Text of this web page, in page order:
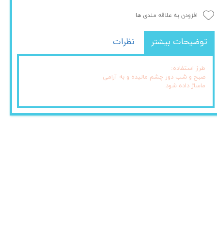
افزودن به علاقه مندی ها
توضیحات بیشتر نظرات
طرز استفاده:
صبح و شب دور چشم مالیده و به آرامی
ماساژ داده شود.